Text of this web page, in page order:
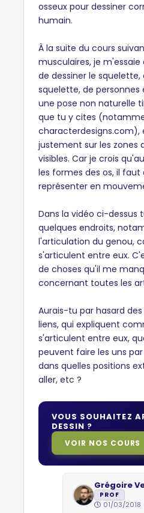
osseux pour dessiner
humain.
À la suite du cours
musculaires, je
de dessiner le
squelette, de personnes
une pose non naturelle
que tu y cites
characterdesigns.com),
justement sur les zones
visibles. Car je crois
les formes des os, il faut
représenter en
Dans la vidéo ci-dessus
quelques endroits,
l'articulation du genou,
s'articulent entre eux.
de choses qu'il me
concernant toutes les
Aurais-tu par hasard
liens, qui expliquent
s'articulent entre eux,
peuvent faire les uns
dans quelles positions
aller, etc ?
VOUS SOUHAITEZ
DESSIN ?
VOIR NOS COURS
Grégoire
PROF
01/03/2018